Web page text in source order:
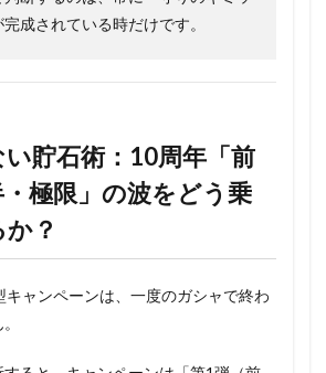
成されている時だけです。
貯石術：10周年「前
極限」の波をどう乗
？
キャンペーンは、一度のガシャで終わ